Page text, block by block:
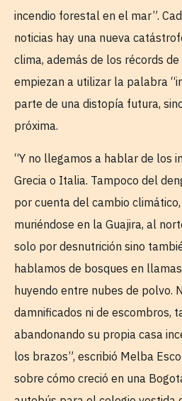
incendio forestal en el mar”.
noticias hay una nueva
clima, además de los récords
empiezan a utilizar la palabra
parte de una distopía futura,
próxima.
“Y no llegamos a hablar de los
Grecia o Italia. Tampoco del
por cuenta del cambio
muriéndose en la Guajira, al
solo por desnutrición sino
hablamos de bosques en
huyendo entre nubes de polvo.
damnificados ni de escombros,
abandonando su propia casa
los brazos”, escribió Melba
sobre cómo creció en una